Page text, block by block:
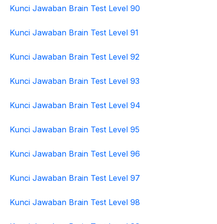
Kunci Jawaban Brain Test Level 90
Kunci Jawaban Brain Test Level 91
Kunci Jawaban Brain Test Level 92
Kunci Jawaban Brain Test Level 93
Kunci Jawaban Brain Test Level 94
Kunci Jawaban Brain Test Level 95
Kunci Jawaban Brain Test Level 96
Kunci Jawaban Brain Test Level 97
Kunci Jawaban Brain Test Level 98